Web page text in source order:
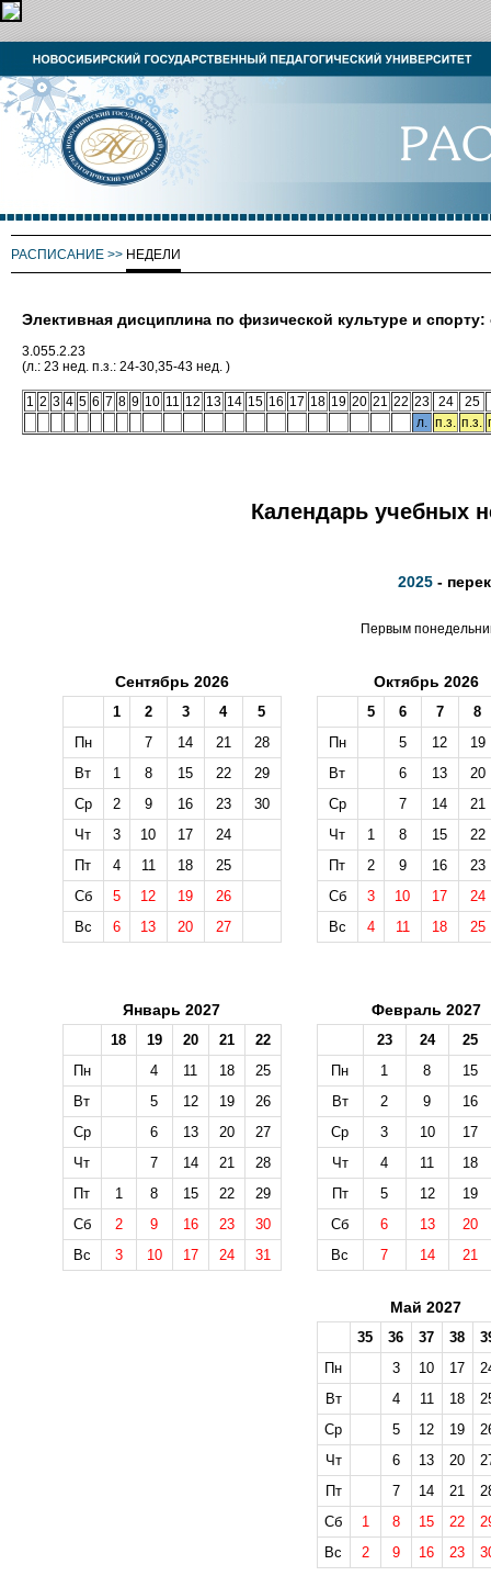
РАСПИСАНИЕ >> НЕДЕЛИ
Элективная дисциплина по физической культуре и
3.055.2.23
(л.: 23 нед. п.з.: 24-30,35-43 нед. )
1 2 3 4 5 6 7 8 9 10 11 12 13 14 15 16 17 18 19 20 21 22 23 24 25
л. п.з. п.з.
Календарь учебных
2025 -
Первым
Сентябрь 2026
1 2 3 4
5
Пн
7 14 21
28
Вт
1 8 15 22
29
Ср
2 9 16 23
30
Чт
3 10 17
24
Пт
4 11 18
25
Сб
5 12 19
26
Вс
6 13 20 27
Октябрь 2026
5 6 7
8
Пн
5 12
19
Вт
6 13
20
Ср
7 14
21
Чт
1 8 15
22
Пт
2 9 16
23
Сб
3 10 17
24
Вс
4 11 18 25
Январь 2027
18 19 20 21
22
Пн
4 11 18
25
Вт
5 12 19
26
Ср
6 13 20
27
Чт
7 14 21
28
Пт
1 8 15 22
29
Сб
2 9 16 23
30
Вс
3 10 17 24 31
Февраль 2027
23 24
25
Пн
1 8
15
Вт
2 9
16
Ср
3 10
17
Чт
4 11
18
Пт
5 12
19
Сб
6 13
20
Вс
7 14 21
Май 2027
35 36 37 38
Пн
3 10 17
Вт
4 11 18
Ср
5 12 19
Чт
6 13 20
Пт
7 14 21
Сб
1 8 15 22
Вс
2 9 16 23